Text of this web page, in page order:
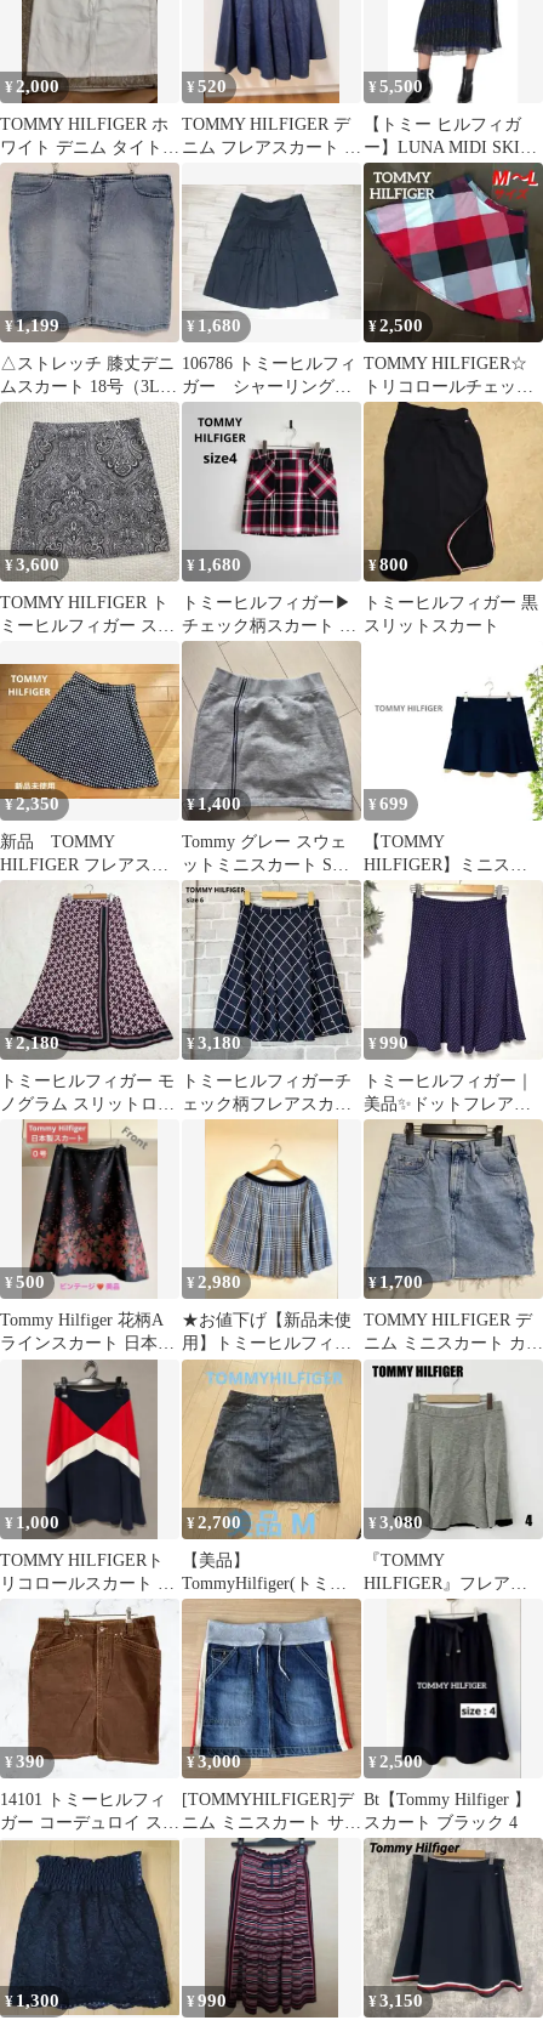
¥ 2,000
TOMMY HILFIGER ホ
ワイト デニム タイトス
カート
¥520
TOMMY HILFIGER デ
ニム フレアスカート サ
¥5,500
【トミー ヒルフィガ
ー】LUNA MIDI SKIRT
星プリーツロングスカ
ート
¥1,199
△ストレッチ 膝丈デニ
ムスカート 18号（3L-
4L相当）大きめ オール
シーズン
¥ 1,680
106786 トミーヒルフィ
ガー シャーリングス
カート 紺 サイズ2
¥2,500
TOMMY HILFIGER☆
トリコロールチェック
柄 フレアスカート
¥3,600
TOMMY HILFIGER ト
ミーヒルフィガー スカ
¥ 1,680
トミーヒルフィガー▶
チェック柄スカート 紺
ピンク ポケットあり サ
イズ4
¥800
トミーヒルフィガー 黒
スリットスカート
¥2,350
新品 TOMMY
HILFIGER フレアスカ
ート
¥1,400
Tommy グレー スウェ
ットミニスカート Sサ
イズ 中古
¥ 699
【TOMMY
HILFIGER】ミニスカ
ート ネイビー スク
ール ワンポイント
¥ 2,180
トミーヒルフィガー モ
ノグラム スリットロン
グスカート フレア 34 S
¥3,180
トミーヒルフィガーチ
ェック柄フレアスカー
¥990
トミーヒルフィガー｜
美品✨ドットフレアス
カート｜レーヨン100%
｜ネイビー｜4
¥500
Tommy Hilfiger 花柄A
ラインスカート 日本製
ビンテージ美品 9号
¥2,980
★お値下げ【新品未使
用】トミーヒルフィガ
ー チェック柄 プリーツ
スカート L
¥1,700
TOMMY HILFIGER デ
ニム ミニスカート カッ
トオフ 29
¥ 1,000
TOMMY HILFIGERト
リコロールスカート サ
¥2,700
【美品】
TommyHilfiger(トミー
ヒルフィガー)デニムス
カート サイズ0
¥3,080
『TOMMY
HILFIGER』フレアス
カート4Lサイズ女性
¥390
14101 トミーヒルフィ
ガー コーデュロイ スカ
ート ブラウン 茶色 8 L
¥3,000
[TOMMYHILFIGER]デ
ニム ミニスカート サイ
ドライン リブウエスト
¥ 2,500
Bt【Tommy Hilfiger 】
スカート ブラック 4
¥ 1,300 ¥990 ¥3,150